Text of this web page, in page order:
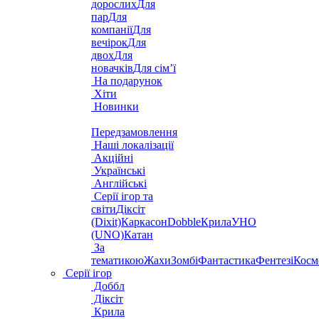
дорослихДля
парДля
компаніїДля
вечірокДля
двохДля
новачківДля сім’ї
На подарунок
Хіти
Новинки
Передзамовлення
Наші локалізації
Акційні
Українські
Англійські
Серії ігор та
світиДіксіт
(Dixit)КаркасонDobbleКрилаУНО
(UNO)Катан
За
тематикоюЖахиЗомбіФантастикаФентезі
Серії ігор
Доббл
Діксіт
Крила